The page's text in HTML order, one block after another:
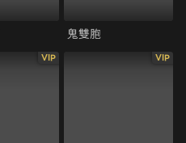
鬼雙胞
VIP VIP